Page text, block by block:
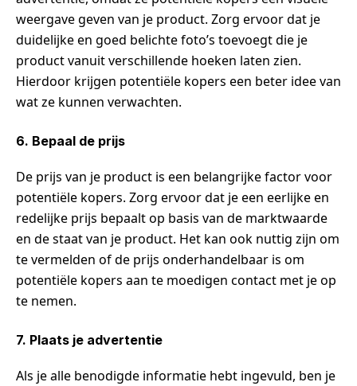
weergave geven van je product. Zorg ervoor dat je
duidelijke en goed belichte foto’s toevoegt die je
product vanuit verschillende hoeken laten zien.
Hierdoor krijgen potentiële kopers een beter idee van
wat ze kunnen verwachten.
6. Bepaal de prijs
De prijs van je product is een belangrijke factor voor
potentiële kopers. Zorg ervoor dat je een eerlijke en
redelijke prijs bepaalt op basis van de marktwaarde
en de staat van je product. Het kan ook nuttig zijn om
te vermelden of de prijs onderhandelbaar is om
potentiële kopers aan te moedigen contact met je op
te nemen.
7. Plaats je advertentie
Als je alle benodigde informatie hebt ingevuld, ben je